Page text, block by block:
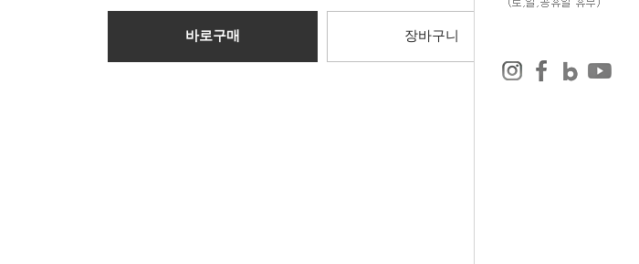
바로구매 장바구니